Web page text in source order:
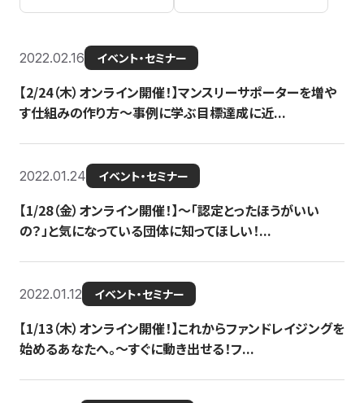
2022.02.16 イベント・セミナー
【2/24（木）オンライン開催！】マンスリーサポーターを増や
す仕組みの作り方〜事例に学ぶ目標達成に近...
2022.01.24 イベント・セミナー
【1/28（金）オンライン開催！】〜「認定とったほうがいい
の？」と気になっている団体に知ってほしい！...
2022.01.12 イベント・セミナー
【1/13（木）オンライン開催！】これからファンドレイジングを
始めるあなたへ。〜すぐに動き出せる！フ...